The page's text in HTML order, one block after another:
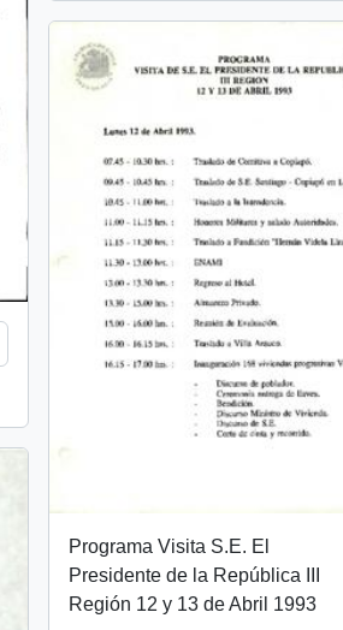
Añadir al portapapeles
Programa Visita S.E. El
Presidente de la República III
Región 12 y 13 de Abril 1993